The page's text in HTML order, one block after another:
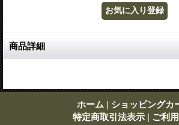
商品詳細
ホーム | ショッピングカ
特定商取引法表示 | ご利